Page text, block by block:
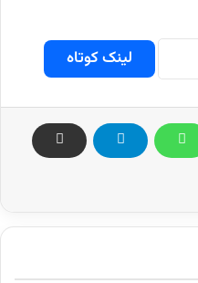
لینک کوتاه